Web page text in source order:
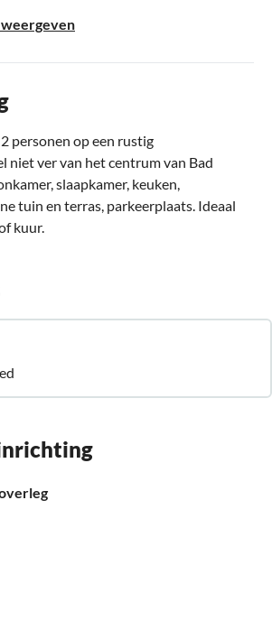
personen op een rustig
niet ver van het centrum van Bad
slaapkamer, keuken,
tuin en terras, parkeerplaats. Ideaal
kuur.